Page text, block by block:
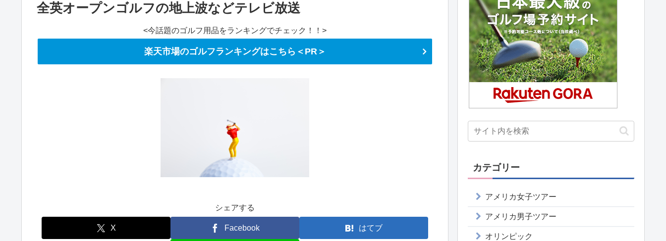
全英オープンゴルフの地上波などテレビ放送
<今話題のゴルフ用品をランキングでチェック！！>
楽天市場のゴルフランキングはこちら＜PR＞
シェアする
X Facebook はてブ
カテゴリー
アメリカ女子ツアー
アメリカ男子ツアー
オリンピック